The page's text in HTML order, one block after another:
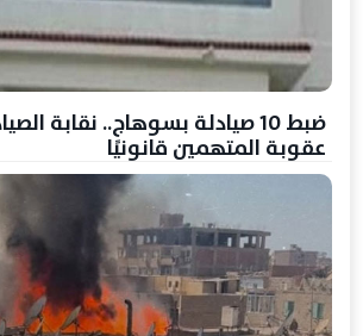
ضبط 10 صيادلة بسوهاج.. نقابة
عقوبة المتهمين قانونيًا